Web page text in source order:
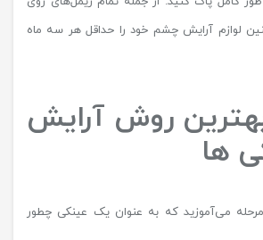
لوازم آرایش چشم خود را حداقل هر سه ماه
روش آرایش
ها
می‌آموزید که به عنوان یک عینکی چطور